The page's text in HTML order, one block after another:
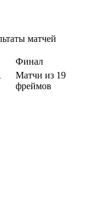
матчей
Финал
Матчи из 19
фреймов